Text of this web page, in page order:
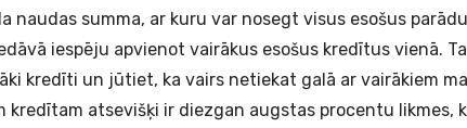
naudas summa, ar kuru var nosegt visus esošus
iespēju apvienot vairākus esošus kredītus vienā.
kredīti un jūtiet, ka vairs netiekat galā ar vairākiem
kredītam atsevišķi ir diezgan augstas procentu likmes,